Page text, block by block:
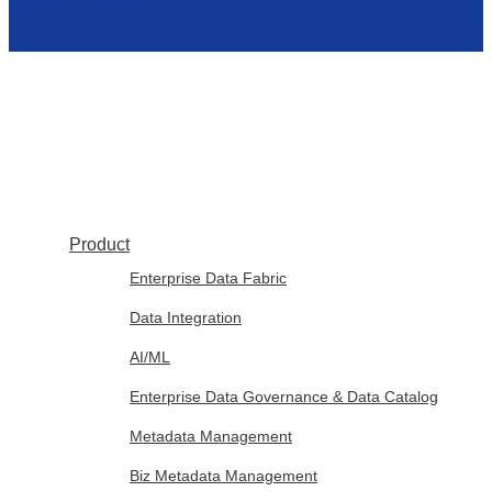
Product
Enterprise Data Fabric
Data Integration
AI/ML
Enterprise Data Governance & Data Catalog
Metadata Management
Biz Metadata Management